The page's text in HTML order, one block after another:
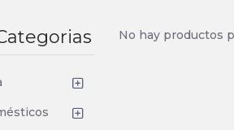
No hay productos